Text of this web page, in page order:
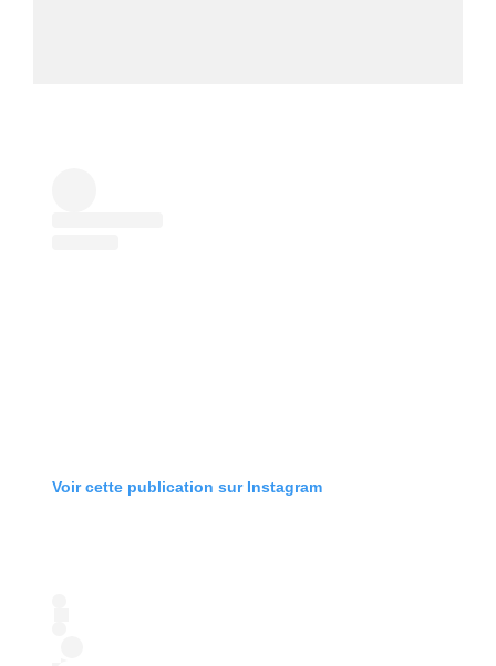
Voir cette publication sur Instagram